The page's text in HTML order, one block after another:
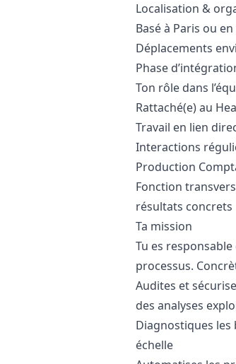
Localisation &
Basé à Paris ou
Déplacements
Phase
Ton rôle dans
Rattaché(e) au
Travail en lien
Interactions
Production
Fonction
résultats concrets
Ta mission
Tu es
processus.
Audites et
des analyses
Diagnostiques
échelle